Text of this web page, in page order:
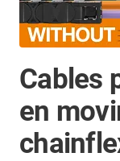
Cables
en